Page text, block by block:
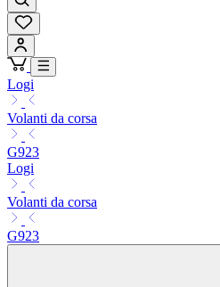
Logi
Volanti da corsa
G923
Logi
Volanti da corsa
G923